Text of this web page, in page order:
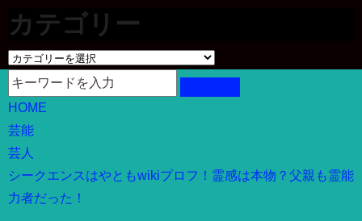
カテゴリー
カ
テ
ゴ
リ
ー
HOME
芸能
芸人
シークエンスはやともwikiプロフ！霊感は本物？父親も霊能
力者だった！